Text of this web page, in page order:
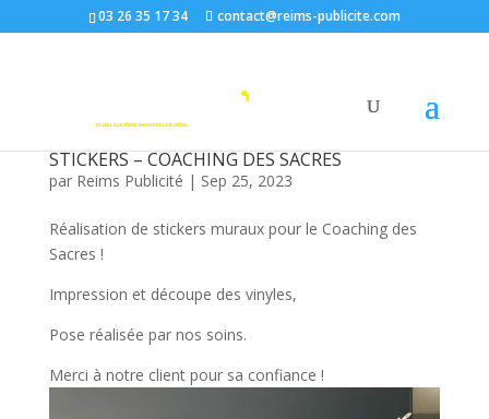
03 26 35 17 34 contact@reims-publicite.com
STICKERS – COACHING DES SACRES
par Reims Publicité | Sep 25, 2023
Réalisation de stickers muraux pour le Coaching des
Sacres !
Impression et découpe des vinyles,
Pose réalisée par nos soins.
Merci à notre client pour sa confiance !